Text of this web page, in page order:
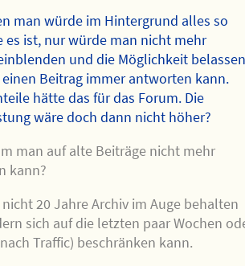
man würde im Hintergrund alles so
es ist, nur würde man nicht mehr
und die Möglichkeit
Beitrag immer antworten kann.
hätte das für das Forum. Die
wäre doch dann nicht höher?
man auf alte Beiträge nicht mehr
kann?
20 Jahre Archiv im Auge behalten
sich auf die letzten paar Wochen
Traffic) beschränken kann.